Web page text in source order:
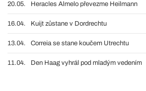
20.05. Heracles Almelo převezme Heilmann
16.04. Kuijt zůstane v Dordrechtu
13.04. Correia se stane koučem Utrechtu
11.04. Den Haag vyhrál pod mladým vedením